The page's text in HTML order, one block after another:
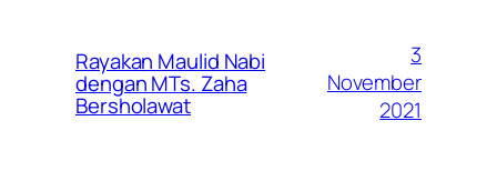
Rayakan Maulid Nabi
dengan MTs. Zaha
Bersholawat
3
November
2021